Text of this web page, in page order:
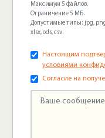
Максимум 5 файлов.
Ограничение 5 МБ.
Допустимые типы: jpg,
xlsx, ods, csv.
Настоящим
условиями
Согласие на